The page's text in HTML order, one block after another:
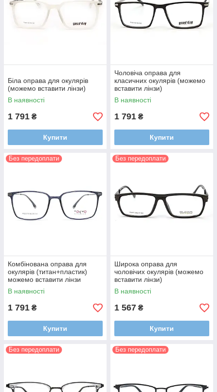
Біла оправа для окулярів
(можемо вставити лінзи)
В наявності
1 791 ₴
Купити
Чоловіча оправа для
класичних окулярів (можемо
вставити лінзи)
В наявності
1 791 ₴
Купити
Без передоплати
Комбінована оправа для
окулярів (титан+пластик)
можемо вставити лінзи
В наявності
1 791 ₴
Купити
Без передоплати
Широка оправа для
чоловічих окулярів (можемо
вставити лінзи)
В наявності
1 567 ₴
Купити
Без передоплати Без передоплати